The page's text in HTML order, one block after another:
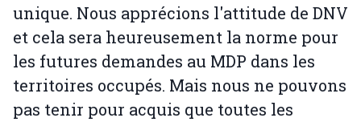
unique. Nous apprécions l'attitude de DNV
et cela sera heureusement la norme pour
les futures demandes au MDP dans les
territoires occupés. Mais nous ne pouvons
pas tenir pour acquis que toutes les